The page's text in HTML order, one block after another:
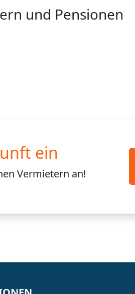
und Pensionen
ein
Vermietern an!